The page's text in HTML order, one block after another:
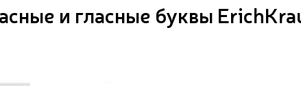
и гласные буквы